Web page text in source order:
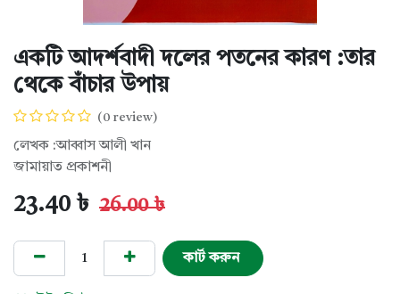
একটি আদর্শবাদী দলের পতনের কারণ :তার
থেকে বাঁচার উপায়
(0 review)
লেখক :আব্বাস আলী খান
জামায়াত প্রকাশনী
23.40 ৳ 26.00৳
কার্ট করুন